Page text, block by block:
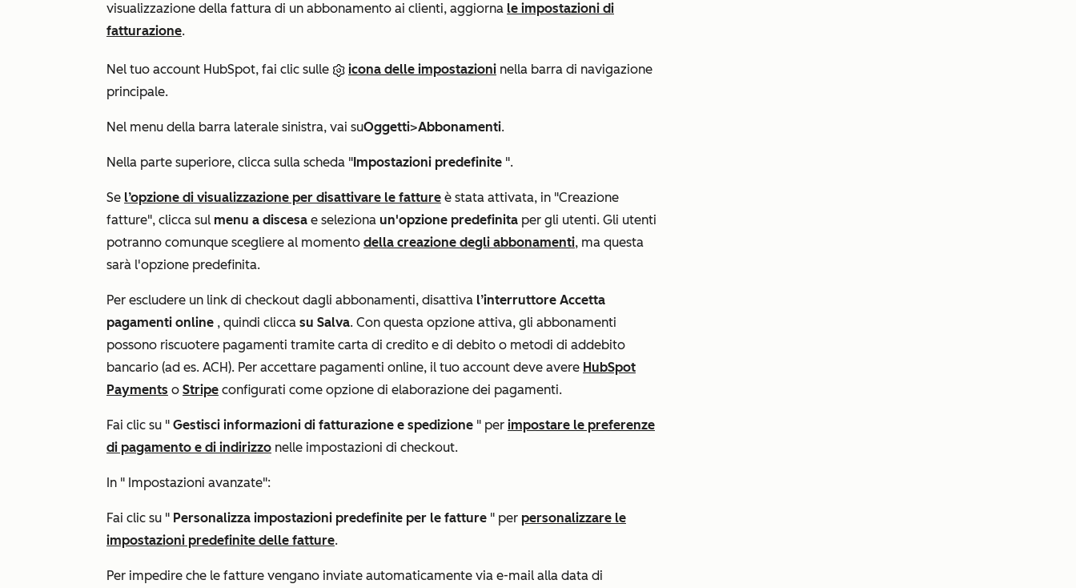
visualizzazione della fattura di un abbonamento ai clienti, aggiorna le impostazioni di
fatturazione.
Nel tuo account HubSpot, fai clic sulle icona delle impostazioni nella barra di navigazione
principale.
Nel menu della barra laterale sinistra, vai suOggetti>Abbonamenti.
Nella parte superiore, clicca sulla scheda "Impostazioni predefinite ".
Se l’opzione di visualizzazione per disattivare le fatture è stata attivata, in "Creazione
fatture", clicca sul menu a discesa e seleziona un'opzione predefinita per gli utenti. Gli utenti
potranno comunque scegliere al momento della creazione degli abbonamenti, ma questa
sarà l'opzione predefinita.
Per escludere un link di checkout dagli abbonamenti, disattiva l’interruttore Accetta
pagamenti online , quindi clicca su Salva. Con questa opzione attiva, gli abbonamenti
possono riscuotere pagamenti tramite carta di credito e di debito o metodi di addebito
bancario (ad es. ACH). Per accettare pagamenti online, il tuo account deve avere HubSpot
Payments o Stripe configurati come opzione di elaborazione dei pagamenti.
Fai clic su " Gestisci informazioni di fatturazione e spedizione " per impostare le preferenze
di pagamento e di indirizzo nelle impostazioni di checkout.
In " Impostazioni avanzate":
Fai clic su " Personalizza impostazioni predefinite per le fatture " per personalizzare le
impostazioni predefinite delle fatture.
Per impedire che le fatture vengano inviate automaticamente via e-mail alla data di